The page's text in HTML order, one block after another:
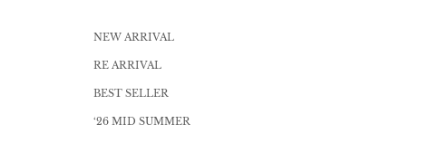
NEW ARRIVAL
RE ARRIVAL
BEST SELLER
‘26 MID SUMMER